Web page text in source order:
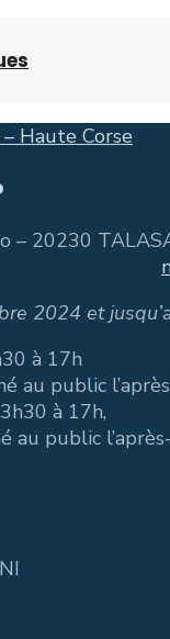
– 20230
2024 et
à 17h
au public
à 17h,
au public